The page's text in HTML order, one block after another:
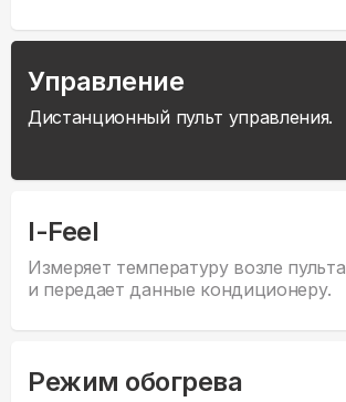
Управление
Дистанционный пульт управления.
I-Feel
Измеряет температуру возле пульта
и передает данные кондиционеру.
Режим обогрева